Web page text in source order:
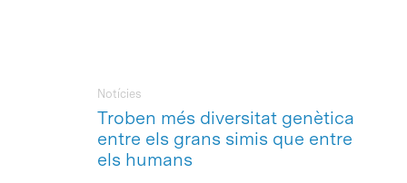
Troben més diversitat genètica
entre els grans simis que entre
els humans
Notícies